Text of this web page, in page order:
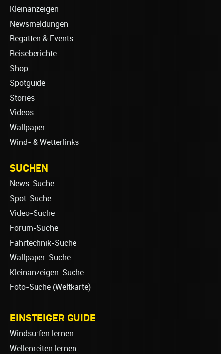
Kleinanzeigen
Newsmeldungen
Regatten & Events
Reiseberichte
Shop
Spotguide
Stories
Videos
Wallpaper
Wind- & Wetterlinks
SUCHEN
News-Suche
Spot-Suche
Video-Suche
Forum-Suche
Fahrtechnik-Suche
Wallpaper-Suche
Kleinanzeigen-Suche
Foto-Suche (Weltkarte)
EINSTEIGER GUIDE
Windsurfen lernen
Wellenreiten lernen